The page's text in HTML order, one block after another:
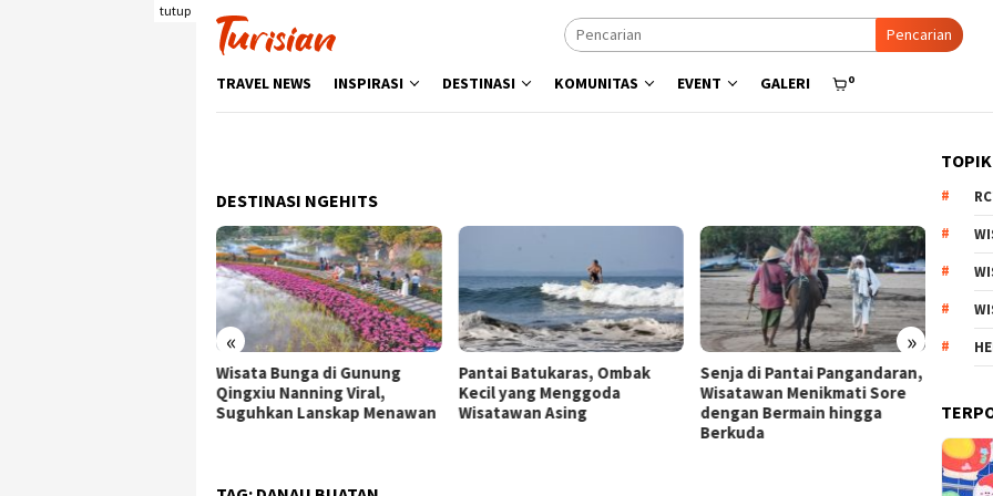
tutup
Pencarian
TRAVEL NEWS INSPIRASI DESTINASI KOMUNITAS EVENT GALERI 0
DESTINASI NGEHITS
« »
Pantai Batukaras, Ombak
Kecil yang Menggoda
Wisatawan Asing
Senja di Pantai Pangandaran,
Wisatawan Menikmati Sore
dengan Bermain hingga
Menyisir Asa di Pantai Bulbul
Danau Toba, Potensi Wisata
Pasir Putih